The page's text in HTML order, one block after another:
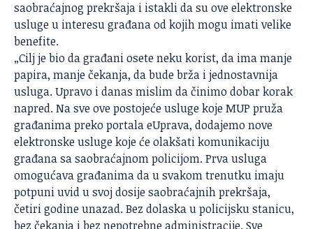
saobraćajnog prekršaja i istakli da su ove elektronske
usluge u interesu građana od kojih mogu imati velike
benefite.
„Cilj je bio da građani osete neku korist, da ima manje
papira, manje čekanja, da bude brža i jednostavnija
usluga. Upravo i danas mislim da činimo dobar korak
napred. Na sve ove postojeće usluge koje MUP pruža
građanima preko portala eUprava, dodajemo nove
elektronske usluge koje će olakšati komunikaciju
građana sa saobraćajnom policijom. Prva usluga
omogućava građanima da u svakom trenutku imaju
potpuni uvid u svoj dosije saobraćajnih prekršaja,
četiri godine unazad. Bez dolaska u policijsku stanicu,
bez čekanja i bez nepotrebne administracije. Sve